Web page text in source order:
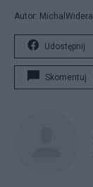
Autor: MichalWidera
Udostępnij
Skomentuj